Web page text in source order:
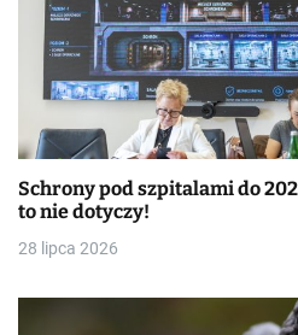
Schrony pod szpitalami do
to nie dotyczy!
28 lipca 2026